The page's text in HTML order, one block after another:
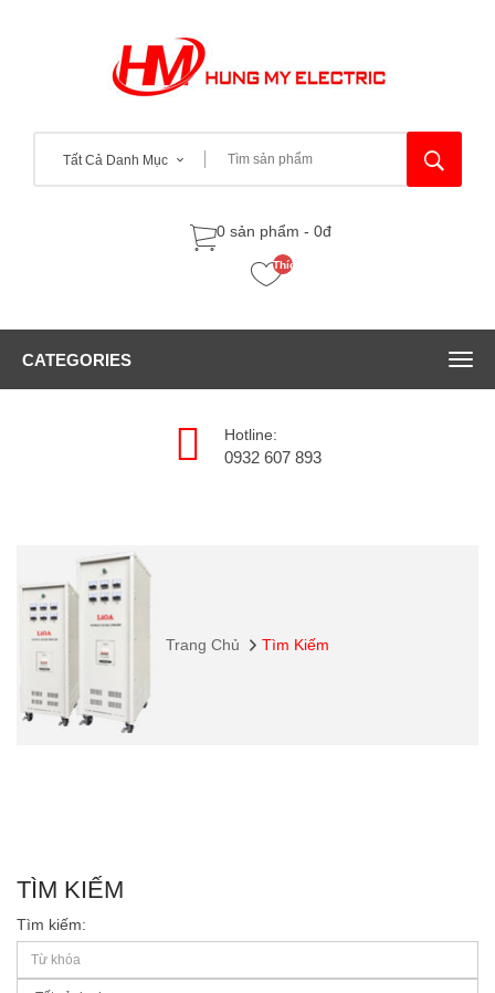
Tất Cả Danh Mục
0 sản phẩm - 0đ
Thích
CATEGORIES
Hotline:
0932 607 893
Trang Chủ Tìm Kiếm
TÌM KIẾM
Tìm kiếm: